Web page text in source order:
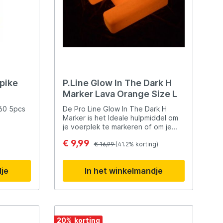
5pcs
P.Line Glow In The Dark H
Marker Lava Orange Size L
De Pro Line Glow In The Dark H
Marker is het Ideale hulpmiddel om
je voerplek te markeren of om je
kunststof markers zijn gemaakt van
voor een optimale
zichtbaarheid.Het H-vormige
lichaam heeft een sterk
drijfvermogen en wordt geleverd
eenvoudige loodbevestiging. Pro
Line is een in Nederland gevestigd
€ 9,99 € 16,99(41.2% korting)
In het winkelmandje
20%